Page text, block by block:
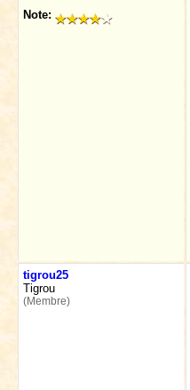
Note:
tigrou25
Tigrou
(Membre)